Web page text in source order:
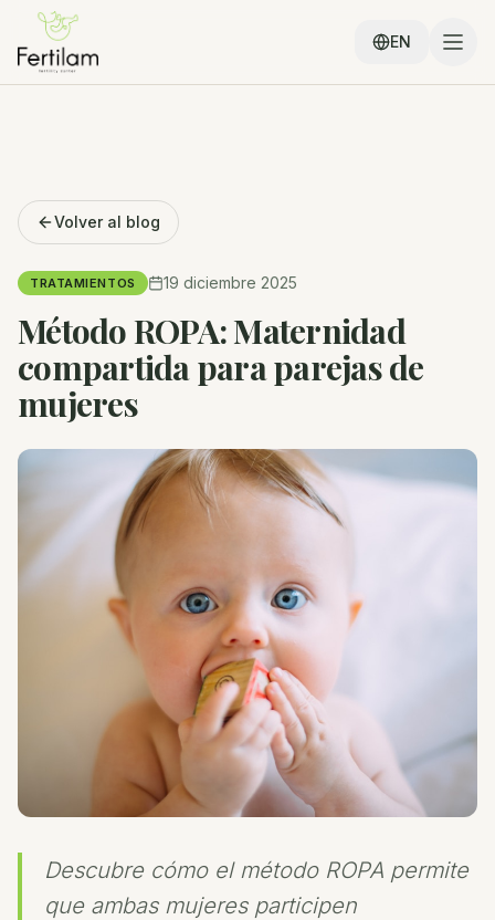
EN
Volver al blog
TRATAMIENTOS 19 diciembre 2025
Método ROPA: Maternidad
compartida para parejas de
mujeres
Descubre cómo el método ROPA permite
que ambas mujeres participen